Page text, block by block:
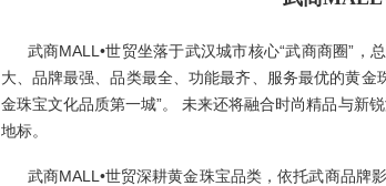
武商MALL•世贸坐落于武汉城市核心“武商商圈”，
大、品牌最强、品类最全、功能最齐、服务最优的黄
金珠宝文化品质第一城”。 未来还将融合时尚精品与新
地标。
武商MALL•世贸深耕黄金珠宝品类，依托武商品牌